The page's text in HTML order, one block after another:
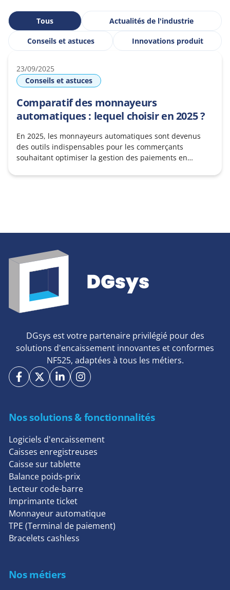
Tous Actualités de l'industrie
Conseils et astuces Innovations produit
23/09/2025
Conseils et astuces
Comparatif des monnayeurs
automatiques : lequel choisir en 2025 ?
En 2025, les monnayeurs automatiques sont devenus
des outils indispensables pour les commerçants
souhaitant optimiser la gestion des paiements en
monnayeur peut également devenir votre meilleur allié
DGsys est votre partenaire privilégié pour des
solutions d'encaissement innovantes et conformes
NF525, adaptées à tous les métiers.
Nos solutions & fonctionnalités
Logiciels d'encaissement
Caisses enregistreuses
Caisse sur tablette
Balance poids-prix
Lecteur code-barre
Imprimante ticket
Monnayeur automatique
TPE (Terminal de paiement)
Bracelets cashless
Nos métiers